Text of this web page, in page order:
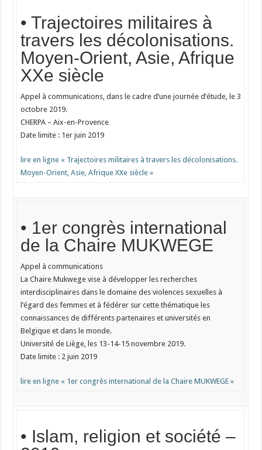
• Trajectoires militaires à
travers les décolonisations.
Moyen-Orient, Asie, Afrique
XXe siècle
Appel à communications, dans le cadre d’une journée d’étude, le 3
octobre 2019.
CHERPA – Aix-en-Provence
Date limite : 1er juin 2019
lire en ligne « Trajectoires militaires à travers les décolonisations.
Moyen-Orient, Asie, Afrique XXe siècle »
• 1er congrès international
de la Chaire MUKWEGE
Appel à communications
La Chaire Mukwege vise à développer les recherches
interdisciplinaires dans le domaine des violences sexuelles à
l’égard des femmes et à fédérer sur cette thématique les
connaissances de différents partenaires et universités en
Belgique et dans le monde.
Université de Liège, les 13-14-15 novembre 2019.
Date limite : 2 juin 2019
lire en ligne « 1er congrès international de la Chaire MUKWEGE »
• Islam, religion et société –